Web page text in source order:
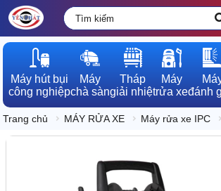
Máy hút bụi
công nghiệp
Máy
chà sàn
Tháp
giải nhiệt
Máy
rửa xeđánh
Trang chủ MÁY RỬA XE Máy rửa xe IPC